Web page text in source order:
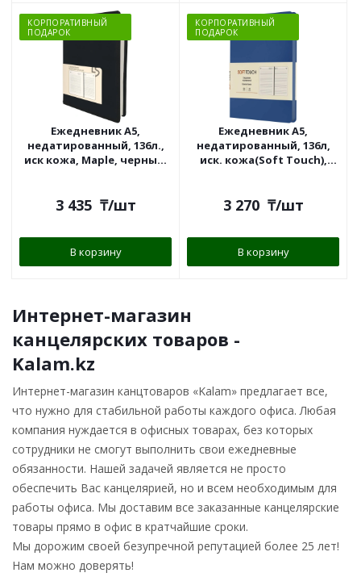
КОРПОРАТИВНЫЙ
ПОДАРОК
Ежедневник А5,
недатированный, 136л.,
иск кожа, Maple, черный,
3 435 ₸/шт
В корзину
КОРПОРАТИВНЫЙ
ПОДАРОК
Ежедневник А5,
недатированный, 136л,
иск. кожа(Soft Touch),
3 270 ₸/шт
В корзину
Интернет-магазин
канцелярских товаров -
Kalam.kz
Интернет-магазин канцтоваров «Kalam» предлагает все,
что нужно для стабильной работы каждого офиса. Любая
компания нуждается в офисных товарах, без которых
сотрудники не смогут выполнить свои ежедневные
обязанности. Нашей задачей является не просто
обеспечить Вас канцелярией, но и всем необходимым для
работы офиса. Мы доставим все заказанные канцелярские
товары прямо в офис в кратчайшие сроки.
Мы дорожим своей безупречной репутацией более 25 лет!
Нам можно доверять!